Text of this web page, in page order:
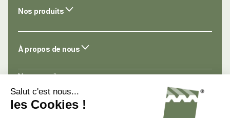
À propos de nous
Nos conseils
Nos atouts
Avis de nos clients
Nos produits